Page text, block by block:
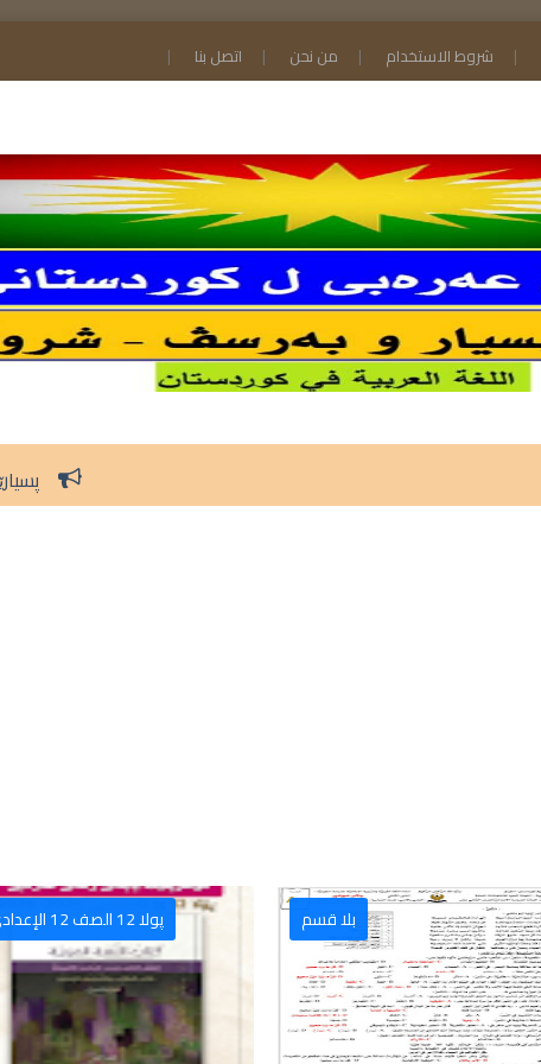
شروط الاستخدام من نحن
اتصل بنا
پسیارێن عەرەبی و ئایینێ پولا 9 ێ
بلا پولا 12 الصف 12 الإعدادي